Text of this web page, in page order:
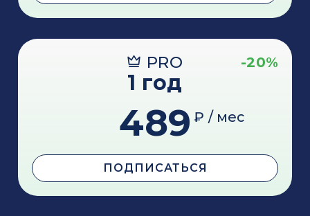
PRO -20%
1 год
489 ₽ / мес
ПОДПИСАТЬСЯ